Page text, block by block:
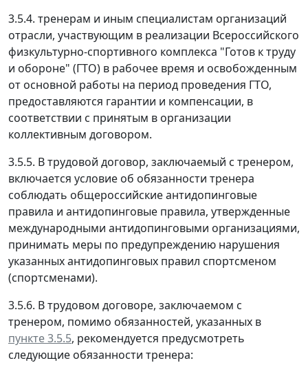
3.5.4. тренерам и иным специалистам организаций
отрасли, участвующим в реализации Всероссийского
физкультурно-спортивного комплекса "Готов к труду
и обороне" (ГТО) в рабочее время и освобожденным
от основной работы на период проведения ГТО,
предоставляются гарантии и компенсации, в
соответствии с принятым в организации
коллективным договором.
3.5.5. В трудовой договор, заключаемый с тренером,
включается условие об обязанности тренера
соблюдать общероссийские антидопинговые
правила и антидопинговые правила, утвержденные
международными антидопинговыми организациями,
принимать меры по предупреждению нарушения
указанных антидопинговых правил спортсменом
(спортсменами).
3.5.6. В трудовом договоре, заключаемом с
тренером, помимо обязанностей, указанных в
пункте 3.5.5, рекомендуется предусмотреть
следующие обязанности тренера: